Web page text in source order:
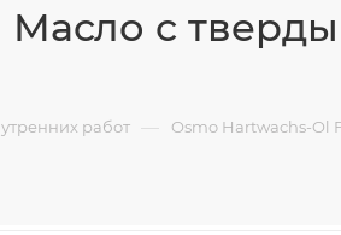
с
работ — Osmo Hartwachs-Ol